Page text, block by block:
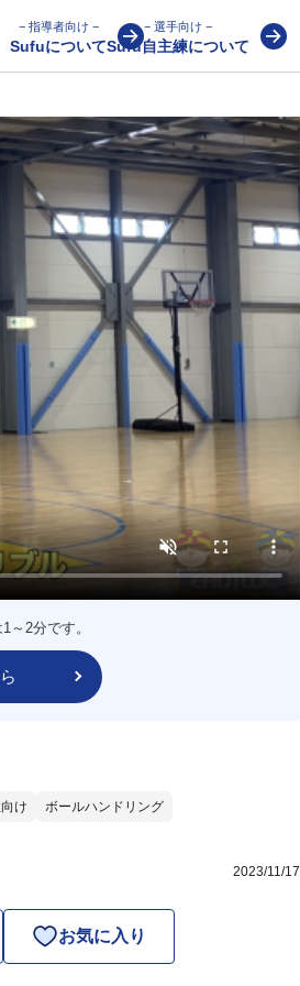
− 指導者向け −
Sufuについて
− 選手向け −
Sufu自主練について
～2分です。
け
ボールハンドリング
2023/11/17
お気に入り